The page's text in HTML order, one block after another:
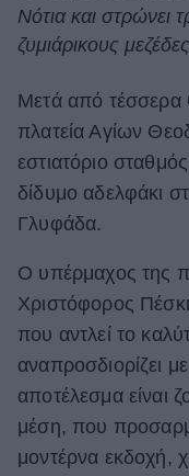
Deco
Cooking
Αφιερώματα
ΒΟΞ
Χωρίς Ταμπέλες
Women's Forum
Hautes
Νότια και στρώνει
ζυμιάρικους
Μετά από τέσσερα
πλατεία Αγίων
εστιατόριο
δίδυμο αδελφάκι
Γλυφάδα.
Ο υπέρμαχος της
Χριστόφορος
που αντλεί το
αναπροσδιορίζει
αποτέλεσμα είναι
μέση, που
μοντέρνα εκδοχή,